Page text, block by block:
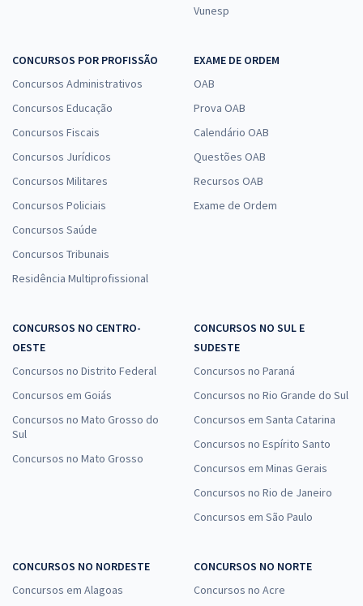
Vunesp
CONCURSOS POR PROFISSÃO
Concursos Administrativos
Concursos Educação
Concursos Fiscais
Concursos Jurídicos
Concursos Militares
Concursos Policiais
Concursos Saúde
Concursos Tribunais
Residência Multiprofissional
EXAME DE ORDEM
OAB
Prova OAB
Calendário OAB
Questões OAB
Recursos OAB
Exame de Ordem
CONCURSOS NO CENTRO-
OESTE
Concursos no Distrito Federal
Concursos em Goiás
Concursos no Mato Grosso do
Sul
Concursos no Mato Grosso
CONCURSOS NO SUL E
SUDESTE
Concursos no Paraná
Concursos no Rio Grande do Sul
Concursos em Santa Catarina
Concursos no Espírito Santo
Concursos em Minas Gerais
Concursos no Rio de Janeiro
Concursos em São Paulo
CONCURSOS NO NORDESTE
Concursos em Alagoas
CONCURSOS NO NORTE
Concursos no Acre